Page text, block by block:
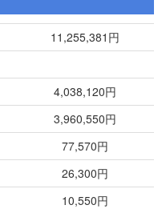
11,255,381円
4,038,120円
3,960,550円
77,570円
26,300円
10,550円